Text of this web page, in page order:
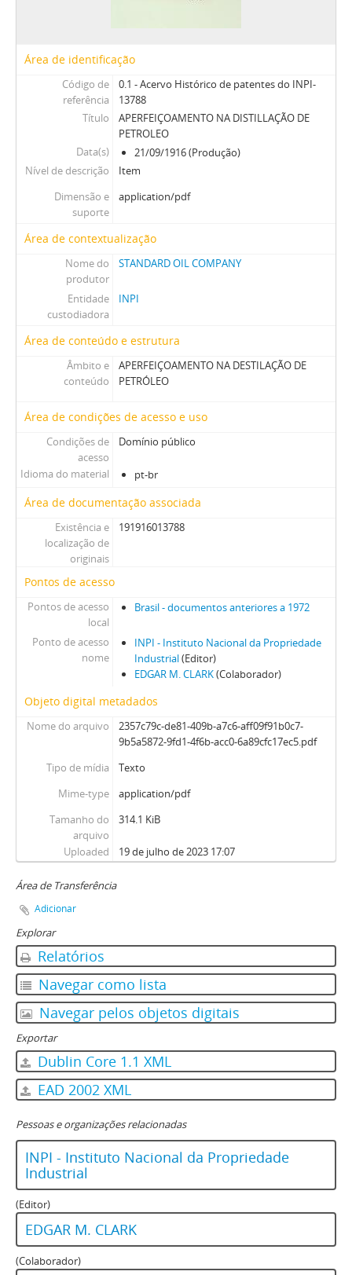
Área de identificação
Código de
referência
0.1 - Acervo Histórico de patentes do INPI-
13788
Título
APERFEIÇOAMENTO NA DISTILLAÇÃO DE
PETROLEO
Data(s)
21/09/1916 (Produção)
Nível de descrição
Item
Dimensão e
suporte
application/pdf
Área de contextualização
Nome do
produtor
STANDARD OIL COMPANY
Entidade
custodiadora
INPI
Área de conteúdo e estrutura
Âmbito e
conteúdo
APERFEIÇOAMENTO NA DESTILAÇÃO DE
PETRÓLEO
Área de condições de acesso e uso
Condições de
acesso
Domínio público
Idioma do material pt-br
Área de documentação associada
Existência e
localização de
originais
191916013788
Pontos de acesso
Pontos de acesso
local
Brasil - documentos anteriores a 1972
Ponto de acesso
nome
INPI - Instituto Nacional da Propriedade
Industrial(Editor)
EDGAR M. CLARK(Colaborador)
Objeto digital metadados
Nome do arquivo
2357c79c-de81-409b-a7c6-aff09f91b0c7-
9b5a5872-9fd1-4f6b-acc0-6a89cfc17ec5.pdf
Tipo de mídia
Texto
Mime-type
application/pdf
Tamanho do
arquivo
314.1 KiB
Uploaded 19 de julho de 2023 17:07
Área de Transferência
Adicionar
Explorar
Relatórios
Navegar como lista
Navegar pelos objetos digitais
Exportar
Dublin Core 1.1 XML
EAD 2002 XML
Pessoas e organizações relacionadas
INPI - Instituto Nacional da Propriedade
Industrial
(Editor)
EDGAR M. CLARK
(Colaborador)